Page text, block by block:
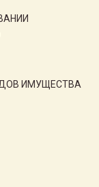
ИМУЩЕСТВА